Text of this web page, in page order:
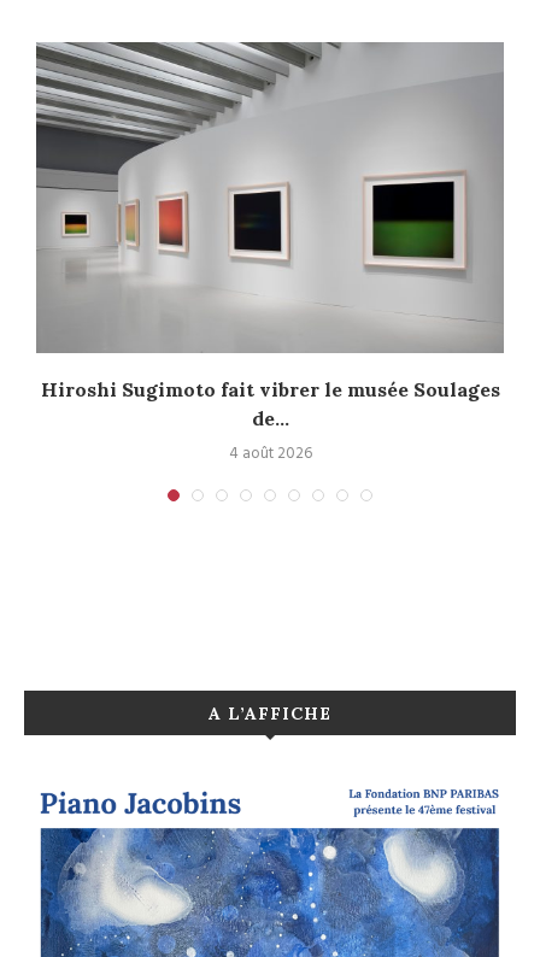
Hiroshi Sugimoto fait vibrer le musée Soulages
de...
4 août 2026
A L’AFFICHE